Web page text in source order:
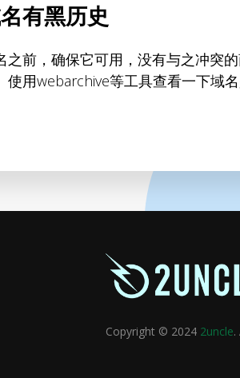
有黑历史
之前，确保它可用，没有与之冲突
使用webarchive等工具查看一下域
Copyright © 2024 2uncle.